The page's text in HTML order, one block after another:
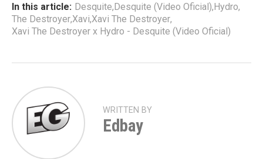
In this article: Desquite,Desquite (Video Oficial),Hydro,
The Destroyer,Xavi,Xavi The Destroyer,
Xavi The Destroyer x Hydro - Desquite (Video Oficial)
WRITTEN BY
Edbay